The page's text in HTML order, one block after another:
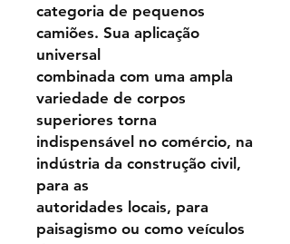
categoria de pequenos
camiões. Sua aplicação
universal
combinada com uma ampla
variedade de corpos
superiores torna
indispensável no comércio, na
indústria da construção civil,
para as
autoridades locais, para
paisagismo ou como veículos